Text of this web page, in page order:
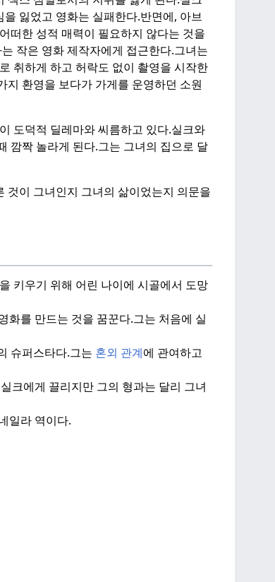
잃었고 영화는 실패한다.반면에, 아브
떠한 성적 매력이 필요하지 않다는 것을
작은 영화 제작자에게 접근한다.그녀는
취하게 하고 허락도 없이 촬영을 시작한
지 환영을 보다가 가게를 운영하던 소원
도덕적 딜레마와 씨름하고 있다.실크와
깜짝 놀라게 된다.그는 그녀의 집으로 달
것이 그녀인지 그녀의 삶이었는지 의문을
키우기 위해 어린 나이에 시골에서 도망
화를 만드는 것을 꿈꾼다.그는 처음에 실
슈퍼스타다.그는 혼외 관계에 관여하고
크에게 끌리지만 그의 형과는 달리 그녀
일라 역이다.